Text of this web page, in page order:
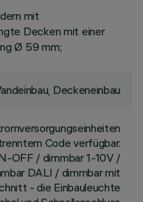
mit
Decken mit einer
Ø 59 mm;
Deckeneinbau
Code verfügbar.
OFF / dimmbar 1-10V /
DALI / dimmbar mit
- die Einbauleuchte